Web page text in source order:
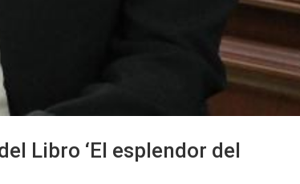
Libro ‘El esplendor del